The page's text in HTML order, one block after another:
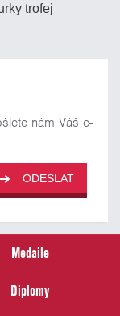
trofej
nám Váš e-
ODESLAT
Medaile
Diplomy